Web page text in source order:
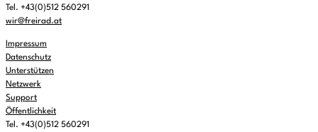
Tel. +43(0)512 560291
wir@freirad.at
Impressum
Datenschutz
Unterstützen
Netzwerk
Support
Öffentlichkeit
Tel. +43(0)512 560291